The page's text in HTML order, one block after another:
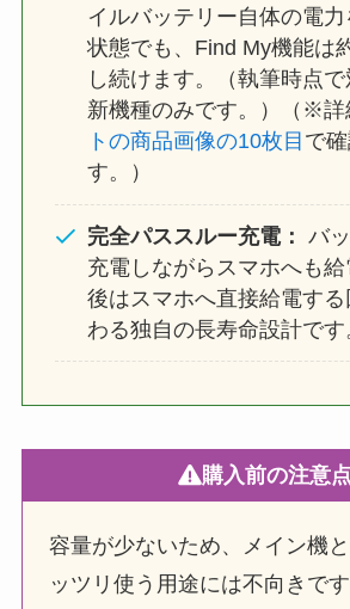
イルバッテリー自体の電
状態でも、Find My機能は
し続けます。（執筆時点
新機種のみです。）（※詳
トの商品画像の10枚目 で
す。）
完全パススルー充電： バ
充電しながらスマホへも
後はスマホへ直接給電す
わる独自の長寿命設計です
購入前の注意点
容量が少ないため、メイン機
ッツリ使う用途には不向きで